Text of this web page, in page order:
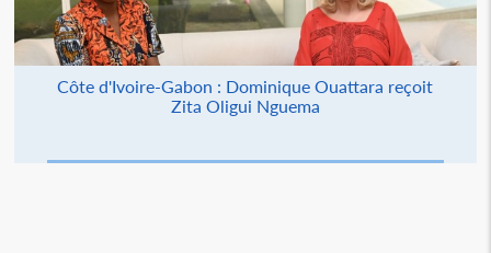
Côte d'Ivoire-Gabon : Dominique Ouattara reçoit
Zita Oligui Nguema